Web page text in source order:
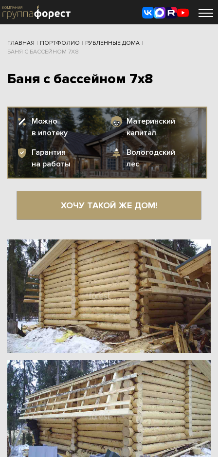
ГЛАВНАЯ | ПОРТФОЛИО | РУБЛЕННЫЕ ДОМА |
БАНЯ С БАССЕЙНОМ 7Х8
Баня с бассейном 7х8
Можно
в ипотеку
Материнский
капитал
Гарантия
на работы
Вологодский
лес
ХОЧУ ТАКОЙ ЖЕ ДОМ!